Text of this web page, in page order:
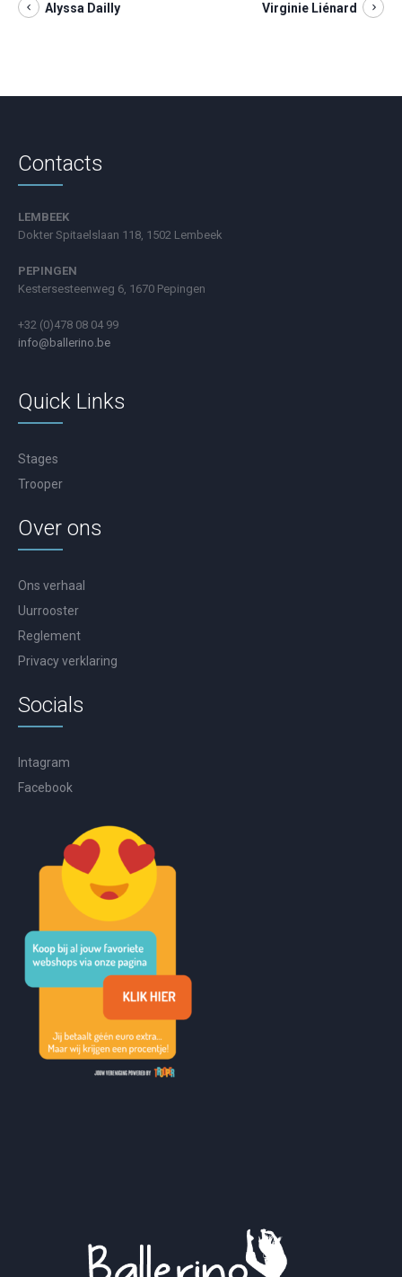
Alyssa Dailly Virginie Liénard
Contacts
LEMBEEK
Dokter Spitaelslaan 118, 1502 Lembeek
PEPINGEN
Kestersesteenweg 6, 1670 Pepingen
+32 (0)478 08 04 99
info@ballerino.be
Quick Links
Stages
Trooper
Over ons
Ons verhaal
Uurrooster
Reglement
Privacy verklaring
Socials
Intagram
Facebook